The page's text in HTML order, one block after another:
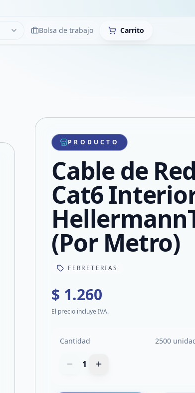
LimpiarBolsa de trabajo Carrito
Compartir producto
Compartir por WhatsApp
Compartir por mail
Compartir en Facebook
PRODUCTO
Cable de
Cat6
(Por Metro)
FERRETERIAS
$ 1.260
El precio incluye IVA.
Cantidad 2500
1